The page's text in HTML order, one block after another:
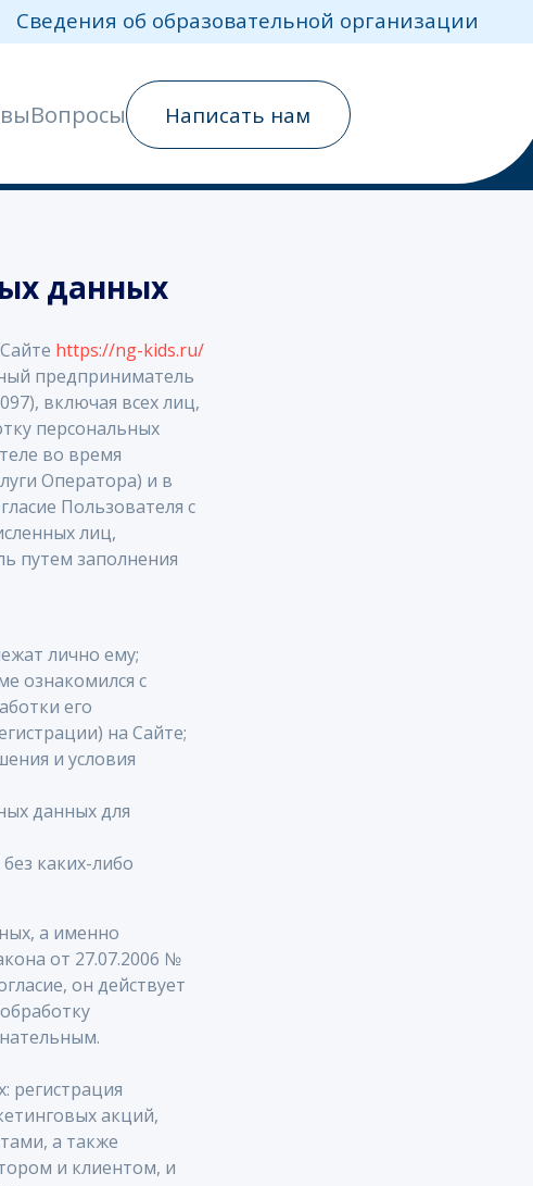
организации
данных
https://ng-kids.ru/
предприниматель
включая всех лиц,
персональных
во время
Оператора) и в
Пользователя с
лиц,
путем заполнения
лично ему;
ознакомился с
его
на Сайте;
и условия
данных для
каких-либо
а именно
от 27.07.2006 №
он действует
регистрация
акций,
а также
и клиентом, и